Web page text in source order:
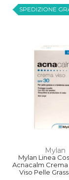
SPEDIZIONE
Mylan
Mylan Linea
Acnacalm
Viso Pelle